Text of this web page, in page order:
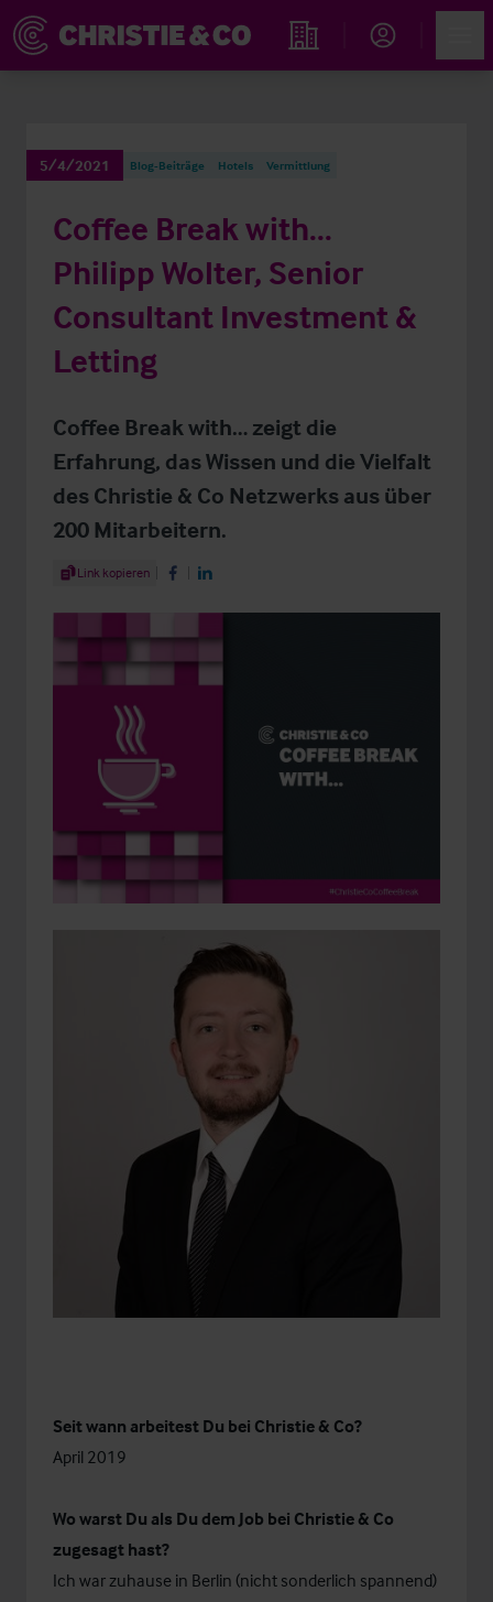
Immobiliensuche
5/4/2021 Blog-Beiträge Hotels Vermittlung
Coffee Break with...
Philipp Wolter, Senior
Consultant Investment &
Letting
Coffee Break with… zeigt die
Erfahrung, das Wissen und die Vielfalt
des Christie & Co Netzwerks aus über
200 Mitarbeitern.
Share Article
Link kopieren Share on Facebook
Share on LinkedIn
Seit wann arbeitest Du bei Christie & Co?
April 2019
Wo warst Du als Du dem Job bei Christie & Co
zugesagt hast?
Ich war zuhause in Berlin (nicht sonderlich spannend)